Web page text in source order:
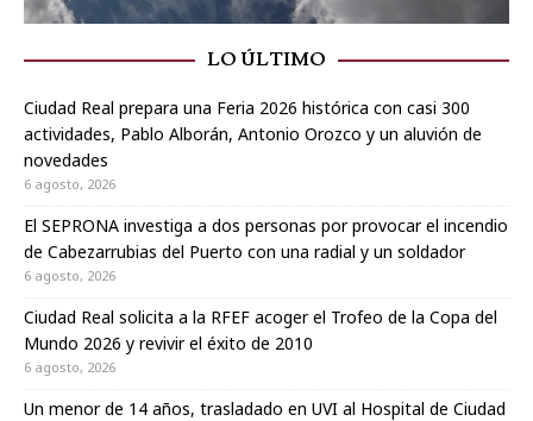
LO ÚLTIMO
Ciudad Real prepara una Feria 2026 histórica con casi 300
actividades, Pablo Alborán, Antonio Orozco y un aluvión de
novedades
6 agosto, 2026
El SEPRONA investiga a dos personas por provocar el incendio
de Cabezarrubias del Puerto con una radial y un soldador
6 agosto, 2026
Ciudad Real solicita a la RFEF acoger el Trofeo de la Copa del
Mundo 2026 y revivir el éxito de 2010
6 agosto, 2026
Un menor de 14 años, trasladado en UVI al Hospital de Ciudad